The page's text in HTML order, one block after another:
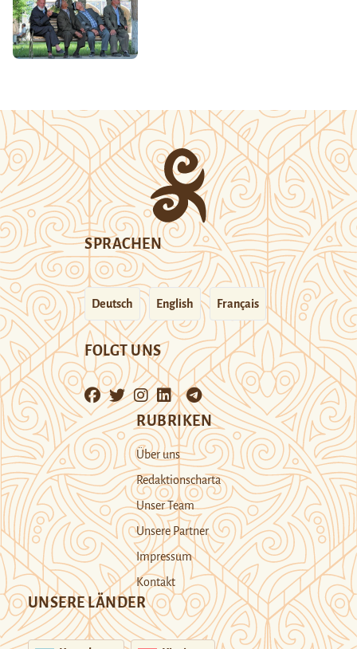
SPRACHEN
Deutsch English Français
FOLGT UNS
RUBRIKEN
Über uns
Redaktionscharta
Unser Team
Unsere Partner
Impressum
Kontakt
UNSERE LÄNDER